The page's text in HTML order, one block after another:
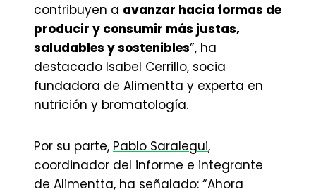
contribuyen a avanzar hacia formas de
producir y consumir más justas,
saludables y sostenibles”, ha
destacado Isabel Cerrillo, socia
fundadora de Alimentta y experta en
nutrición y bromatología.
Por su parte, Pablo Saralegui,
coordinador del informe e integrante
de Alimentta, ha señalado: “Ahora